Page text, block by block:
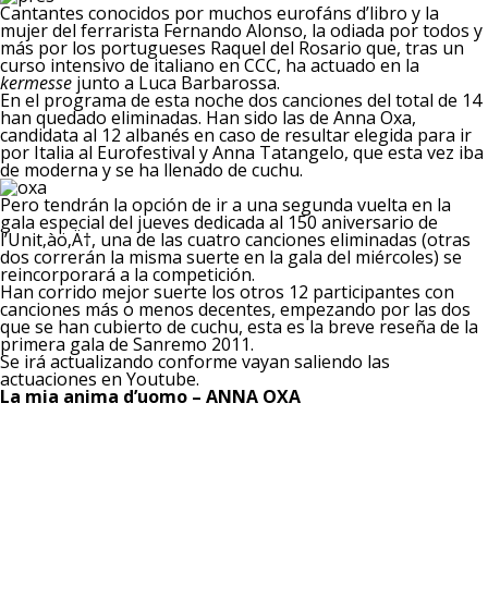
Cantantes conocidos por muchos eurofáns d’libro y la
mujer del ferrarista Fernando Alonso, la odiada por todos y
más por los portugueses Raquel del Rosario que, tras un
curso intensivo de italiano en CCC, ha actuado en la
kermesse junto a Luca Barbarossa.
En el programa de esta noche dos canciones del total de 14
han quedado eliminadas. Han sido las de Anna Oxa,
candidata al 12 albanés en caso de resultar elegida para ir
por Italia al Eurofestival y Anna Tatangelo, que esta vez iba
de moderna y se ha llenado de cuchu.
Pero tendrán la opción de ir a una segunda vuelta en la
gala especial del jueves dedicada al 150 aniversario de
l’Unit‚àö‚Ä†, una de las cuatro canciones eliminadas (otras
dos correrán la misma suerte en la gala del miércoles) se
reincorporará a la competición.
Han corrido mejor suerte los otros 12 participantes con
canciones más o menos decentes, empezando por las dos
que se han cubierto de cuchu, esta es la breve reseña de la
primera gala de Sanremo 2011.
Se irá actualizando conforme vayan saliendo las
actuaciones en Youtube.
La mia anima d’uomo – ANNA OXA